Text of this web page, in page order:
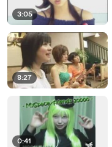
3:05
8:27
0:41